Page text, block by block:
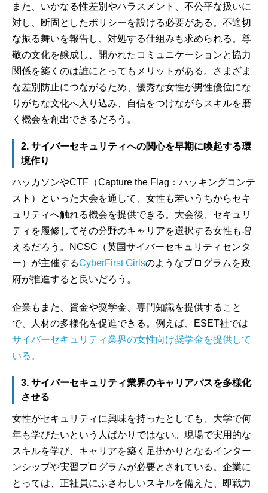
また、いかなる性差別やハラスメント、不公平な扱いに
対し、断固としたポリシーを設ける必要がある。不適切
な振る舞いを報告し、対処する仕組みも求められる。尊
敬の文化を醸成し、開かれたコミュニケーションと協力
関係を築くのは誰にとってもメリットがある。さまざま
な差別防止につながるため、優秀な女性が男性優位にな
りがちな文化へ入り込み、自信をつけながらスキルを磨
く機会を創出できるだろう。
2. サイバーセキュリティへの関心を早期に喚起する環
境作り
ハッカソンやCTF（Capture the Flag：ハッキングコンテ
スト）といった大会を通して、女性も若いうちからセキ
ュリティへ触れる機会を提供できる。大会後、セキュリ
ティを履修してその分野のキャリアを選択する女性も増
えるだろう。NCSC（英国サイバーセキュリティセンタ
ー）が主催するCyberFirst Girlsのようなプログラムを政
府が推進すると良いだろう。
企業もまた、資金や奨学金、専門知識を提供すること
で、人材の多様化を促進できる。例えば、ESET社では
サイバーセキュリティ業界の女性向け奨学金を提供して
いる。
3. サイバーセキュリティ業界のキャリアパスを多様化
させる
女性がセキュリティに興味を持ったとしても、大学で何
年も学びたいという人ばかりではない。現場で実用的な
スキルを学び、キャリアを築く足掛かりとなるインター
ンシップや実習プログラムが必要とされている。企業に
とっては、正社員にふさわしいスキルを備えた、即戦力